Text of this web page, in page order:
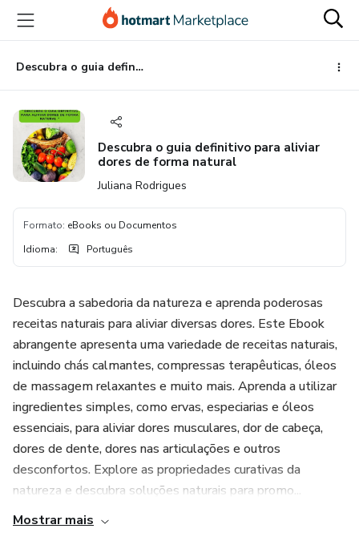
para
conteúdo
principal
para
pagamento
para
rodapé
Descubra o guia definitivo para aliviar dores de forma natural
Descubra o guia definitivo para aliviar
dores de forma natural
Juliana Rodrigues
Formato: eBooks ou Documentos
Idioma: Português
Descubra a sabedoria da natureza e aprenda poderosas
receitas naturais para aliviar diversas dores. Este Ebook
abrangente apresenta uma variedade de receitas naturais,
incluindo chás calmantes, compressas terapêuticas, óleos
de massagem relaxantes e muito mais. Aprenda a utilizar
ingredientes simples, como ervas, especiarias e óleos
essenciais, para aliviar dores musculares, dor de cabeça,
dores de dente, dores nas articulações e outros
desconfortos. Explore as propriedades curativas da
natureza e descubra soluções naturais para promo...
Mostrar mais